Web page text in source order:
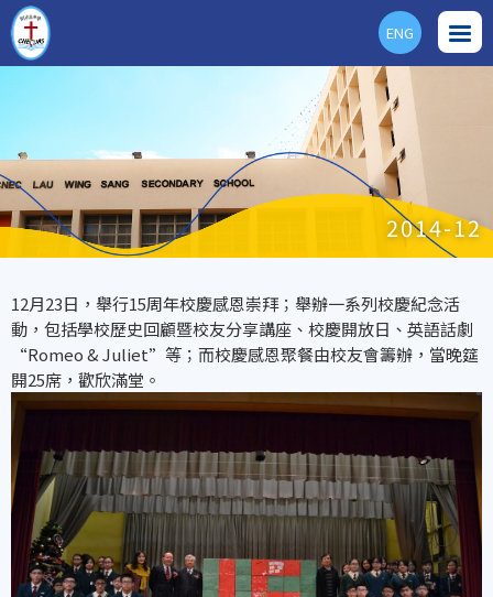
ENG
2014-12
12月23日，舉行15周年校慶感恩崇拜；舉辦一系列校慶紀念活
動，包括學校歷史回顧暨校友分享講座、校慶開放日、英語話劇
“Romeo & Juliet”等；而校慶感恩聚餐由校友會籌辦，當晚筵
開25席，歡欣滿堂。